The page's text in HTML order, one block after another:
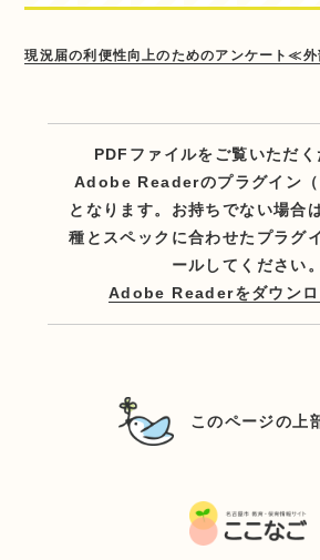
現況届の利便性向上のためのアンケート≪
PDFファイルをご覧いただく
Adobe Readerのプラグイン（
となります。お持ちでない場合
種とスペックに合わせたプラグ
ールしてください。
Adobe Readerをダウンロ
このページの上